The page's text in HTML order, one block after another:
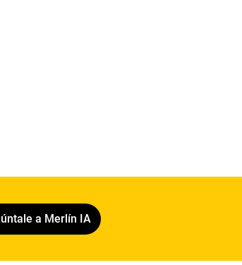
a Merlín IA